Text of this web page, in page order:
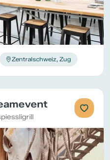
Zentralschweiz, Zug